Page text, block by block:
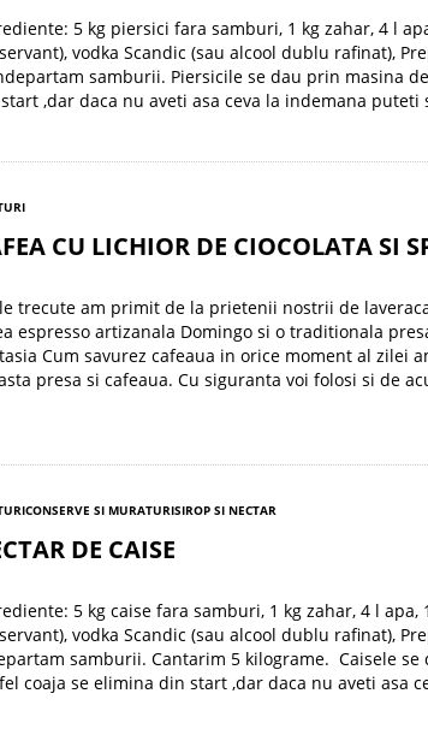
5 kg piersici fara samburi, 1 kg zahar, 4 l
vodka Scandic (sau alcool dublu rafinat),
samburii. Piersicile se dau prin masina
,dar daca nu aveti asa ceva la indemana puteti
CU LICHIOR DE CIOCOLATA SI
trecute am primit de la prietenii nostrii de
espresso artizanala Domingo si o traditionala
Cum savurez cafeaua in orice moment al zilei
presa si cafeaua. Cu siguranta voi folosi si de
CONSERVE SI MURATURISIROP SI NECTAR
DE CAISE
5 kg caise fara samburi, 1 kg zahar, 4 l
vodka Scandic (sau alcool dublu rafinat),
samburii. Cantarim 5 kilograme. Caisele
coaja se elimina din start ,dar daca nu aveti asa